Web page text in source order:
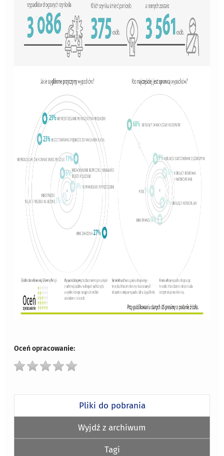
Oceń opracowanie:
Pliki do pobrania
Wyjdź z archiwum
Tagi